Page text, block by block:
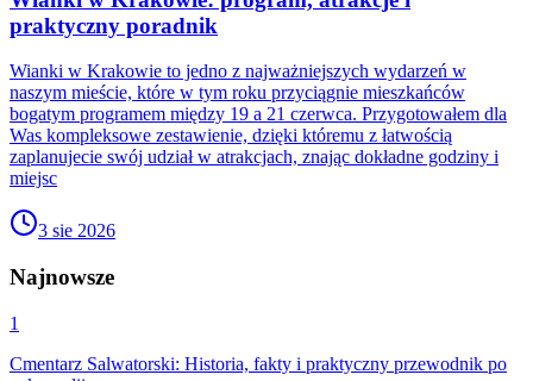
praktyczny poradnik
Wianki w Krakowie to jedno z najważniejszych wydarzeń w
naszym mieście, które w tym roku przyciągnie mieszkańców
bogatym programem między 19 a 21 czerwca. Przygotowałem dla
Was kompleksowe zestawienie, dzięki któremu z łatwością
zaplanujecie swój udział w atrakcjach, znając dokładne godziny i
miejsc
3 sie 2026
Najnowsze
1
Cmentarz Salwatorski: Historia, fakty i praktyczny przewodnik po